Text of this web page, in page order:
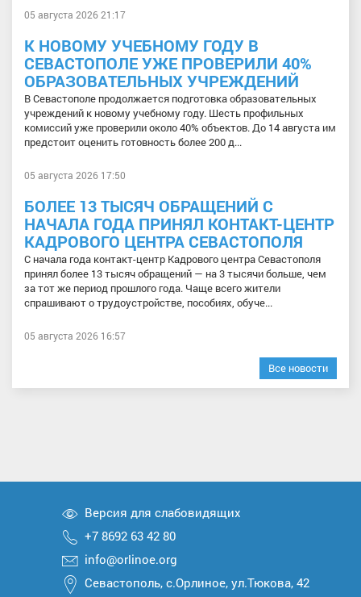
05 августа 2026 21:17
К НОВОМУ УЧЕБНОМУ ГОДУ В
СЕВАСТОПОЛЕ УЖЕ ПРОВЕРИЛИ 40%
ОБРАЗОВАТЕЛЬНЫХ УЧРЕЖДЕНИЙ
В Севастополе продолжается подготовка образовательных
учреждений к новому учебному году. Шесть профильных
комиссий уже проверили около 40% объектов. До 14 августа им
предстоит оценить готовность более 200 д...
05 августа 2026 17:50
БОЛЕЕ 13 ТЫСЯЧ ОБРАЩЕНИЙ С
НАЧАЛА ГОДА ПРИНЯЛ КОНТАКТ-ЦЕНТР
КАДРОВОГО ЦЕНТРА СЕВАСТОПОЛЯ
С начала года контакт-центр Кадрового центра Севастополя
принял более 13 тысяч обращений — на 3 тысячи больше, чем
за тот же период прошлого года. Чаще всего жители
спрашивают о трудоустройстве, пособиях, обуче...
05 августа 2026 16:57
Все новости
Версия для слабовидящих
+7 8692 63 42 80
info@orlinoe.org
Севастополь, с.Орлиное, ул.Тюкова, 42